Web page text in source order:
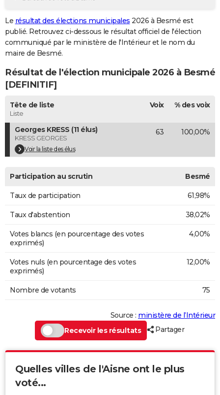
GUIDES D'ACHAT
BONS PLANS
CARTE DE VOEUX
Carte de Noël
Carte Bonne année
Carte Saint-Valentin
Carte Pâques
Carte d'anniversaire
DICTIONNAIRE
Dictionnaire
Biographies
Citations
Expressions
Proverbes
PROGRAMME TV
COPAINS D'AVANT
S'inscrire
Se connecter
Lycées
Collèges
Primaires
Universités
Entreprises
Service militaire
Avis de recherche
AVIS DE DÉCÈS
FORUM
Le résultat des élections municipales 2026 à Besmé est
publié. Retrouvez ci-dessous le résultat officiel de l'élection
communiqué par le ministère de l'Intérieur et le nom du
maire de Besmé.
Résultat de l'élection municipale 2026 à Besmé
[DEFINITIF]
Tête de liste
Liste
Voix % des voix
Georges KRESS (11 élus)
KRESS GEORGES
Voir la liste des élus
63 100,00%
Participation au scrutin Besmé
Taux de participation 61,98%
Taux d'abstention 38,02%
Votes blancs (en pourcentage des votes
exprimés)
4,00%
Votes nuls (en pourcentage des votes
exprimés)
12,00%
Nombre de votants 75
Source : ministère de l’Intérieur
Recevoir les résultats
Partager
Quelles villes de l'Aisne ont le plus
voté...